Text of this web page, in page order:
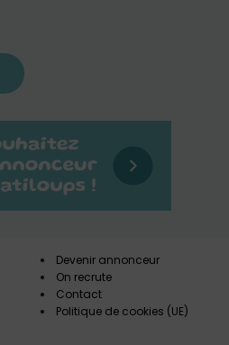
Devenir annonceur
On recrute
Contact
Politique de cookies (UE)